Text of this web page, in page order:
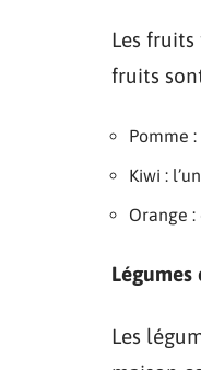
Les
fruits
Pomme
Kiwi :
Orange
Les